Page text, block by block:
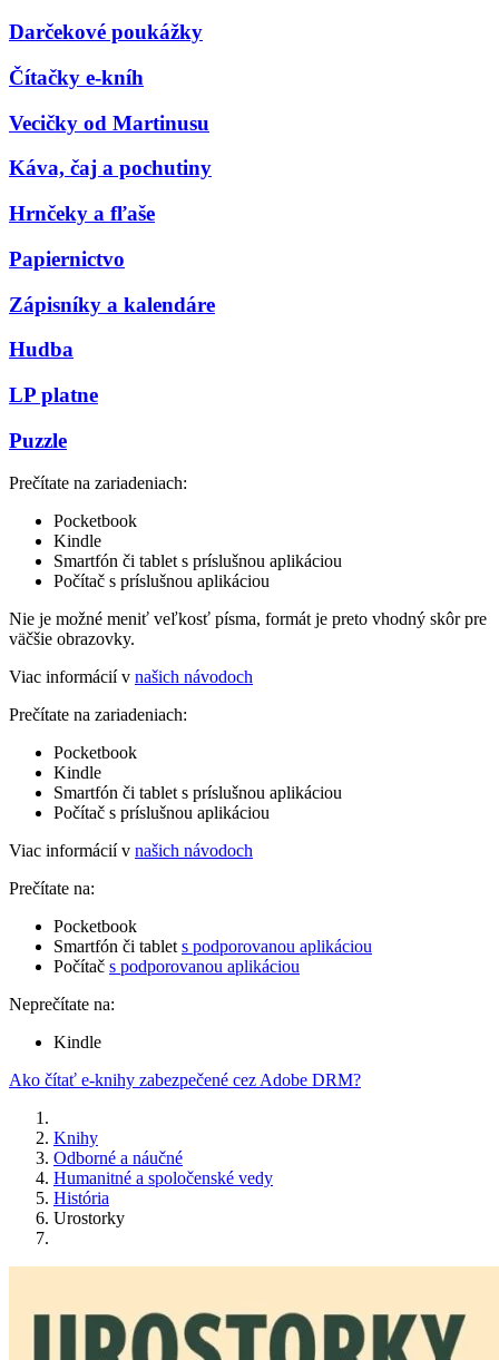
Darčekové poukážky
Čítačky e-kníh
Vecičky od Martinusu
Káva, čaj a pochutiny
Hrnčeky a fľaše
Papiernictvo
Zápisníky a kalendáre
Hudba
LP platne
Puzzle
Prečítate na zariadeniach:
Pocketbook
Kindle
Smartfón či tablet s príslušnou aplikáciou
Počítač s príslušnou aplikáciou
Nie je možné meniť veľkosť písma, formát je preto vhodný skôr pre
väčšie obrazovky.
Viac informácií v našich návodoch
Prečítate na zariadeniach:
Pocketbook
Kindle
Smartfón či tablet s príslušnou aplikáciou
Počítač s príslušnou aplikáciou
Viac informácií v našich návodoch
Prečítate na:
Pocketbook
Smartfón či tablet s podporovanou aplikáciou
Počítač s podporovanou aplikáciou
Neprečítate na:
Kindle
Ako čítať e-knihy zabezpečené cez Adobe DRM?
Knihy
Odborné a náučné
Humanitné a spoločenské vedy
História
Urostorky